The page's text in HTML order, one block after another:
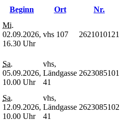
Beginn Ort
Nr.
Mi.
02.09.2026,
16.30 Uhr
vhs 107 2621010121
Sa.
05.09.2026,
10.00 Uhr
vhs,
Ländgasse
41
2623085101
Sa.
12.09.2026,
10.00 Uhr
vhs,
Ländgasse
41
2623085102